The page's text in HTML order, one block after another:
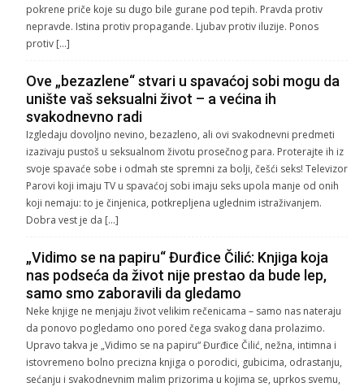
pokrene priče koje su dugo bile gurane pod tepih. Pravda protiv
nepravde. Istina protiv propagande. Ljubav protiv iluzije. Ponos
protiv […]
Ove „bezazlene“ stvari u spavaćoj sobi mogu da
unište vaš seksualni život – a većina ih
svakodnevno radi
Izgledaju dovoljno nevino, bezazleno, ali ovi svakodnevni predmeti
izazivaju pustoš u seksualnom životu prosečnog para. Proterajte ih iz
svoje spavaće sobe i odmah ste spremni za bolji, češći seks! Televizor
Parovi koji imaju TV u spavaćoj sobi imaju seks upola manje od onih
koji nemaju: to je činjenica, potkrepljena uglednim istraživanjem.
Dobra vest je da […]
„Vidimo se na papiru“ Đurđice Čilić: Knjiga koja
nas podseća da život nije prestao da bude lep,
samo smo zaboravili da gledamo
Neke knjige ne menjaju život velikim rečenicama – samo nas nateraju
da ponovo pogledamo ono pored čega svakog dana prolazimo.
Upravo takva je „Vidimo se na papiru“ Đurđice Čilić, nežna, intimna i
istovremeno bolno precizna knjiga o porodici, gubicima, odrastanju,
sećanju i svakodnevnim malim prizorima u kojima se, uprkos svemu,